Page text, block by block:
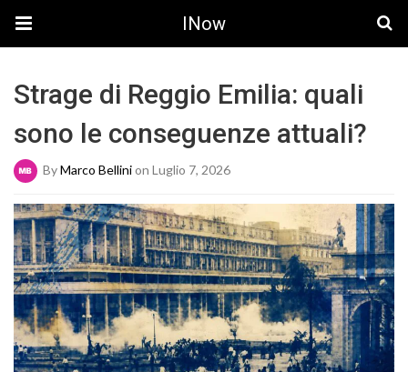
INow
Strage di Reggio Emilia: quali
sono le conseguenze attuali?
ByMarco Bellinion Luglio 7, 2026